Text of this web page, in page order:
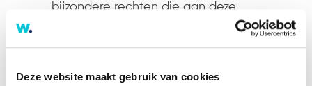
Deze website maakt gebruik van cookies
bijzondere rechten die aan deze
Als het WHOA-traject succesvol